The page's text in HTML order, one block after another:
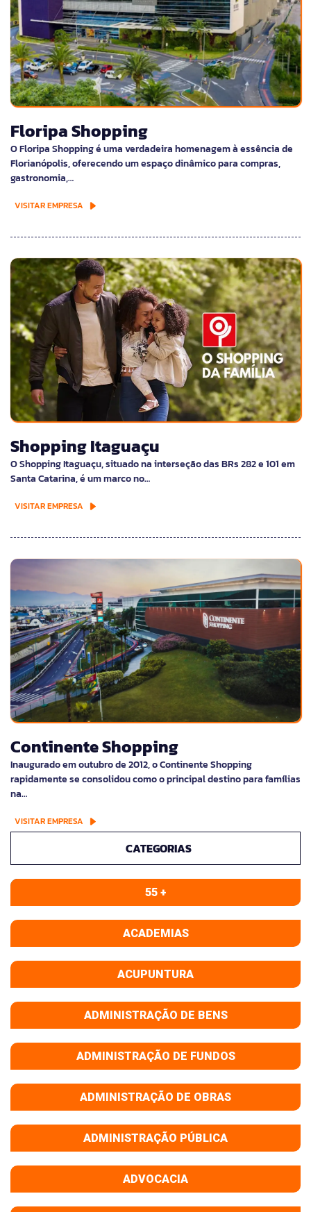
Floripa Shopping
O Floripa Shopping é uma verdadeira homenagem à essência de
Florianópolis, oferecendo um espaço dinâmico para compras,
gastronomia,…
VISITAR EMPRESA
Shopping Itaguaçu
O Shopping Itaguaçu, situado na interseção das BRs 282 e 101 em
Santa Catarina, é um marco no…
VISITAR EMPRESA
Continente Shopping
Inaugurado em outubro de 2012, o Continente Shopping
rapidamente se consolidou como o principal destino para famílias
na…
VISITAR EMPRESA
CATEGORIAS
55 +
ACADEMIAS
ACUPUNTURA
ADMINISTRAÇÃO DE BENS
ADMINISTRAÇÃO DE FUNDOS
ADMINISTRAÇÃO DE OBRAS
ADMINISTRAÇÃO PÚBLICA
ADVOCACIA